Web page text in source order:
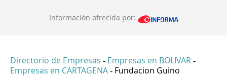
Información ofrecida por:
Directorio de Empresas - Empresas en BOLIVAR -
Empresas en CARTAGENA - Fundacion Guino